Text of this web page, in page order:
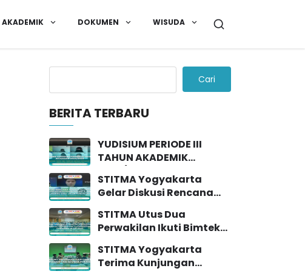
AKADEMIK DOKUMEN WISUDA
Cari
BERITA TERBARU
YUDISIUM PERIODE III
TAHUN AKADEMIK
STITMA Yogyakarta
Gelar Diskusi Rencana
Program Rekognisi
Pembelajaran Lampau
(RPL) dan Jalur Pindahan
STITMA Utus Dua
Perwakilan Ikuti Bimtek
di Yogyakarta
STITMA Yogyakarta
Terima Kunjungan